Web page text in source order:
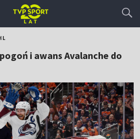
i awans Avalanche do